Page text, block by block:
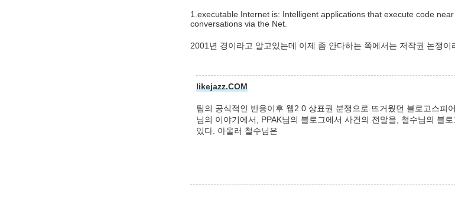
1.executable Internet is: Intelligent applications that execute code
conversations via the Net.
2001년 경이라고 알고있는데 이제 좀 안다하는 쪽에서는 저작권 논쟁
likejazz.COM
팀의 공식적인 반응이후 웹2.0 상표권 분쟁으로 뜨거웠던 블로고스피
님의 이야기에서, PPAK님의 블로그에서 사건의 전말을, 철수님의 블
있다. 아울러 철수님은